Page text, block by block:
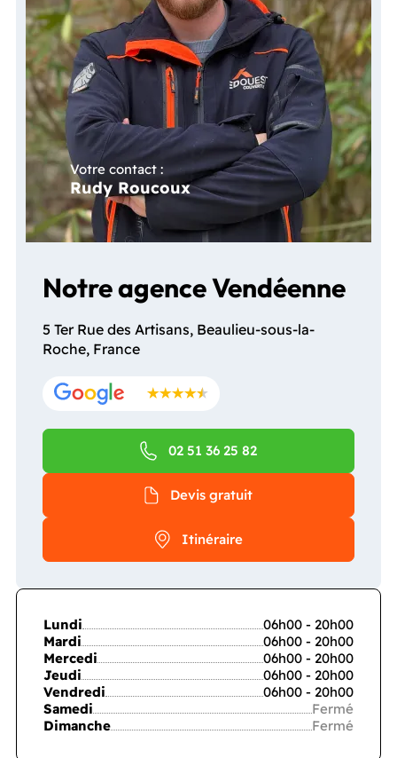
Votre contact :
Rudy Roucoux
Notre agence Vendéenne
5 Ter Rue des Artisans, Beaulieu-sous-la-
Roche, France
02 51 36 25 82
Devis gratuit
Itinéraire
Lundi
06h00 - 20h00
Mardi
06h00 - 20h00
Mercedi
06h00 - 20h00
Jeudi
06h00 - 20h00
Vendredi
06h00 - 20h00
Samedi
Fermé
Dimanche
Fermé